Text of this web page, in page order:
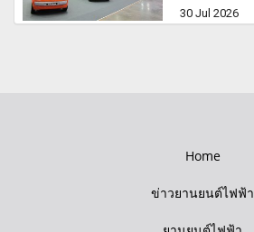
30 Jul 2026
Home
ข่าวยานยนต์ไฟฟ้า